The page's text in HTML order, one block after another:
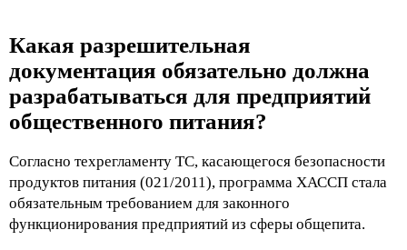
Какая разрешительная
документация обязательно должна
разрабатываться для предприятий
общественного питания?
Согласно техрегламенту ТС, касающегося безопасности
продуктов питания (021/2011), программа ХАССП стала
обязательным требованием для законного
функционирования предприятий из сферы общепита.